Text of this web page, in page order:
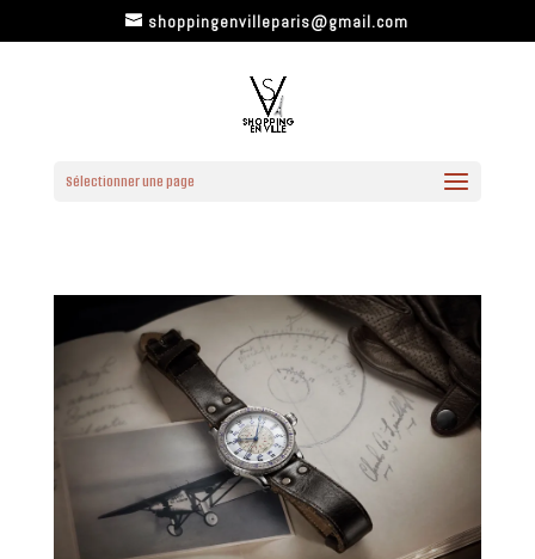
shoppingenvilleparis@gmail.com
Sélectionner une page